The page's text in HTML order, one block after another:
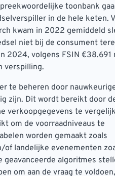
toonbank
in de hele keten.
kwam in 2022 gemiddeld
niet bij de consument
2024, volgens FSIN €38.691
verspilling.
te beheren door
zijn. Dit wordt bereikt door
verkoopgegevens te
om de voorraadniveaus te
worden gemaakt zoals
of landelijke evenementen
geavanceerde algoritmes
om aan de vraag te